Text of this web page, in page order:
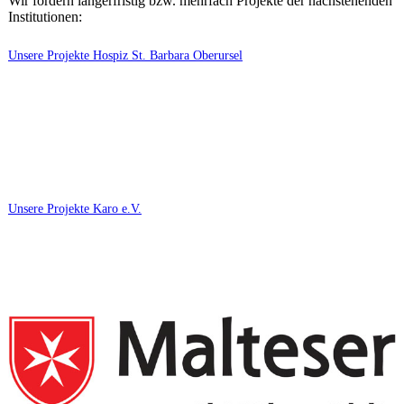
Institutionen:
Unsere Projekte Hospiz St. Barbara Oberursel
Unsere Projekte Karo e.V.